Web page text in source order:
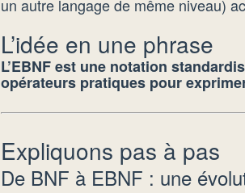
un autre langage de même niveau)
L’idée en une phrase
L’EBNF est une notation
opérateurs pratiques pour
Expliquons pas à pas
De BNF à EBNF : une